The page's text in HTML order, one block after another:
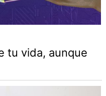
tu vida, aunque